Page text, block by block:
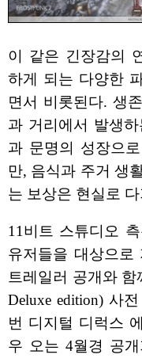
이 같은 긴장감의
하게 되는 다양한
면서 비롯된다. 생
과 거리에서 발생
과 문명의 성장으
만, 음식과 주거 생
는 보상은 현실로
11비트 스튜디오
유저들을 대상으로
트레일러 공개와
Deluxe edition) 사
번 디지털 디럭스
우 오는 4월경 공